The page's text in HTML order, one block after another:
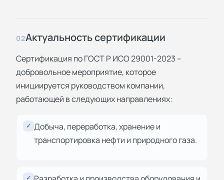
02Актуальность сертификации
Сертификация по ГОСТ Р ИСО 29001-2023 –
добровольное мероприятие, которое
инициируется руководством компании,
работающей в следующих направлениях:
✓ Добыча, переработка, хранение и
транспортировка нефти и природного газа.
✓